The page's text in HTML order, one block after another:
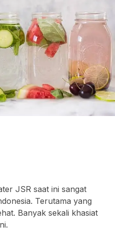
JSR saat ini sangat
Terutama yang
Banyak sekali khasiat